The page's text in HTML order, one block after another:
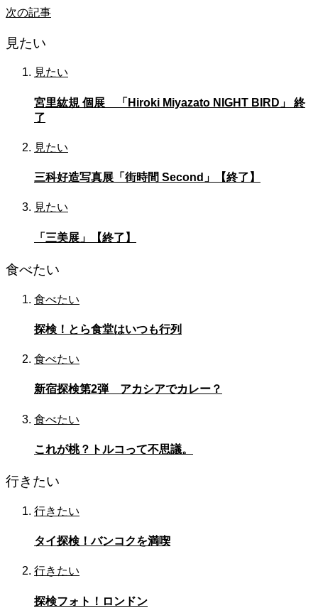
次の記事
見たい
見たい
宮里紘規 個展 「Hiroki Miyazato NIGHT BIRD」 終
了
見たい
三科好造写真展「街時間 Second」【終了】
見たい
「三美展」【終了】
食べたい
食べたい
探検！とら食堂はいつも行列
食べたい
新宿探検第2弾 アカシアでカレー？
食べたい
これが桃？トルコって不思議。
行きたい
行きたい
タイ探検！バンコクを満喫
行きたい
探検フォト！ロンドン